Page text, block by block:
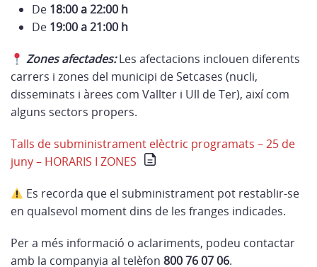
De 18:00 a 22:00 h
De 19:00 a 21:00 h
Zones afectades:Les afectacions inclouen diferents
carrers i zones del municipi de Setcases (nucli,
disseminats i àrees com Vallter i Ull de Ter), així com
alguns sectors propers.
Talls de subministrament elèctric programats – 25 de
juny – HORARIS I ZONES
Es recorda que el subministrament pot restablir-se
en qualsevol moment dins de les franges indicades.
Per a més informació o aclariments, podeu contactar
amb la companyia al telèfon 800 76 07 06.